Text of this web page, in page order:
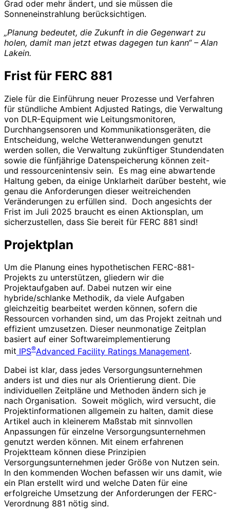
Grad oder mehr ändert, und sie müssen die
Sonneneinstrahlung berücksichtigen.
„Planung bedeutet, die Zukunft in die Gegenwart zu
holen, damit man jetzt etwas dagegen tun kann“ – Alan
Lakein.
Frist für FERC 881
Ziele für die Einführung neuer Prozesse und Verfahren
für stündliche Ambient Adjusted Ratings, die Verwaltung
von DLR-Equipment wie Leitungsmonitoren,
Durchhangsensoren und Kommunikationsgeräten, die
Entscheidung, welche Wetteranwendungen genutzt
werden sollen, die Verwaltung zukünftiger Stundendaten
sowie die fünfjährige Datenspeicherung können zeit-
und ressourcenintensiv sein. Es mag eine abwartende
Haltung geben, da einige Unklarheit darüber besteht, wie
genau die Anforderungen dieser weitreichenden
Veränderungen zu erfüllen sind. Doch angesichts der
Frist im Juli 2025 braucht es einen Aktionsplan, um
sicherzustellen, dass Sie bereit für FERC 881 sind!
Projektplan
Um die Planung eines hypothetischen FERC-881-
Projekts zu unterstützen, gliedern wir die
Projektaufgaben auf. Dabei nutzen wir eine
hybride/schlanke Methodik, da viele Aufgaben
gleichzeitig bearbeitet werden können, sofern die
Ressourcen vorhanden sind, um das Projekt zeitnah und
effizient umzusetzen. Dieser neunmonatige Zeitplan
basiert auf einer Softwareimplementierung
mit IPS®Advanced Facility Ratings Management.
Dabei ist klar, dass jedes Versorgungsunternehmen
anders ist und dies nur als Orientierung dient. Die
individuellen Zeitpläne und Methoden ändern sich je
nach Organisation. Soweit möglich, wird versucht, die
Projektinformationen allgemein zu halten, damit diese
Artikel auch in kleinerem Maßstab mit sinnvollen
Anpassungen für einzelne Versorgungsunternehmen
genutzt werden können. Mit einem erfahrenen
Projektteam können diese Prinzipien
Versorgungsunternehmen jeder Größe von Nutzen sein.
In den kommenden Wochen befassen wir uns damit, wie
ein Plan erstellt wird und welche Daten für eine
erfolgreiche Umsetzung der Anforderungen der FERC-
Verordnung 881 nötig sind.